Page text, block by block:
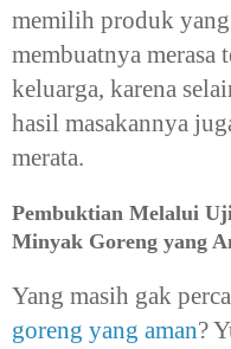
memilih produk
membuatnya merasa
keluarga, karena
hasil masakannya
merata.
Pembuktian Melalui
Minyak Goreng yang
Yang masih gak
goreng yang aman?